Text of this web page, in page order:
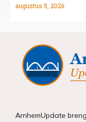
augustus 5, 2026
ArnhemUpdate